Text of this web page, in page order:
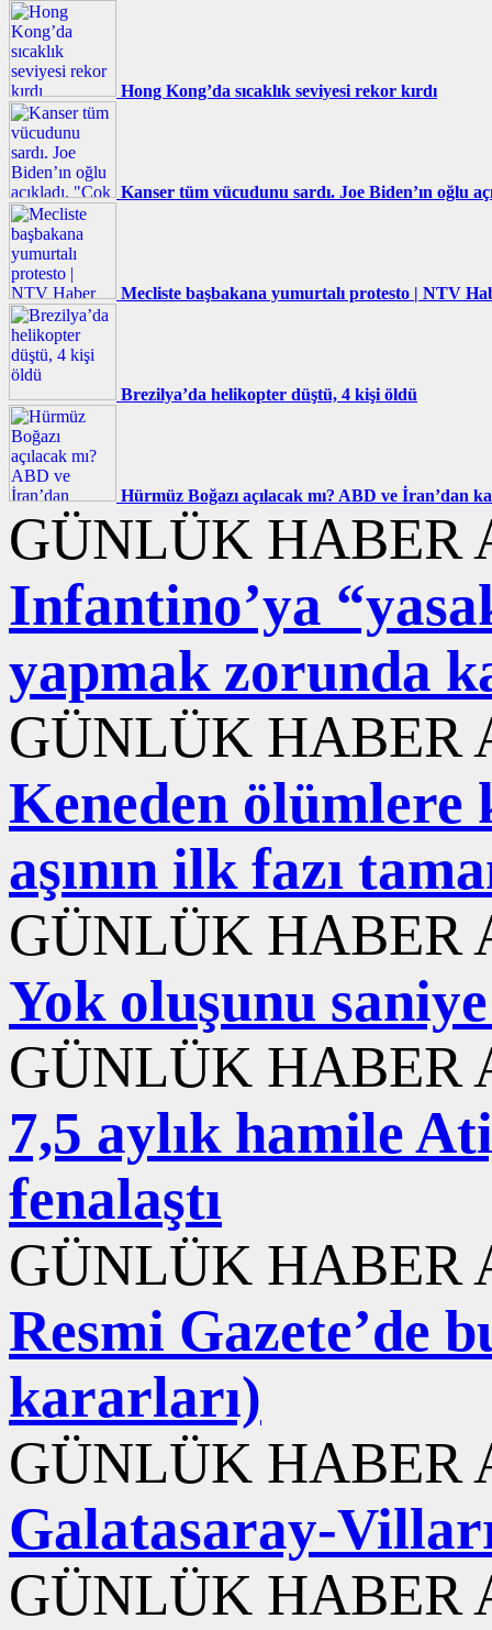
Hong Kong’da sıcaklık seviyesi rekor kırdı
Kanser tüm vücudunu sardı. Joe Biden’ın oğlu
Mecliste başbakana yumurtalı protesto | NTV
Brezilya’da helikopter düştü, 4 kişi öldü
Hürmüz Boğazı açılacak mı? ABD ve İran’dan
GÜNLÜK HABER
Infantino’ya
yapmak zorunda
GÜNLÜK HABER
Keneden ölümlere
aşının ilk fazı
GÜNLÜK HABER
Yok oluşunu
GÜNLÜK HABER
7,5 aylık hamile
fenalaştı
GÜNLÜK HABER
Resmi Gazete’de
kararları)
GÜNLÜK HABER
Galatasaray-
GÜNLÜK HABER